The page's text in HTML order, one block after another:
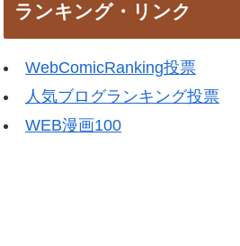
ランキング・リンク
WebComicRanking投票
人気ブログランキング投票
WEB漫画100